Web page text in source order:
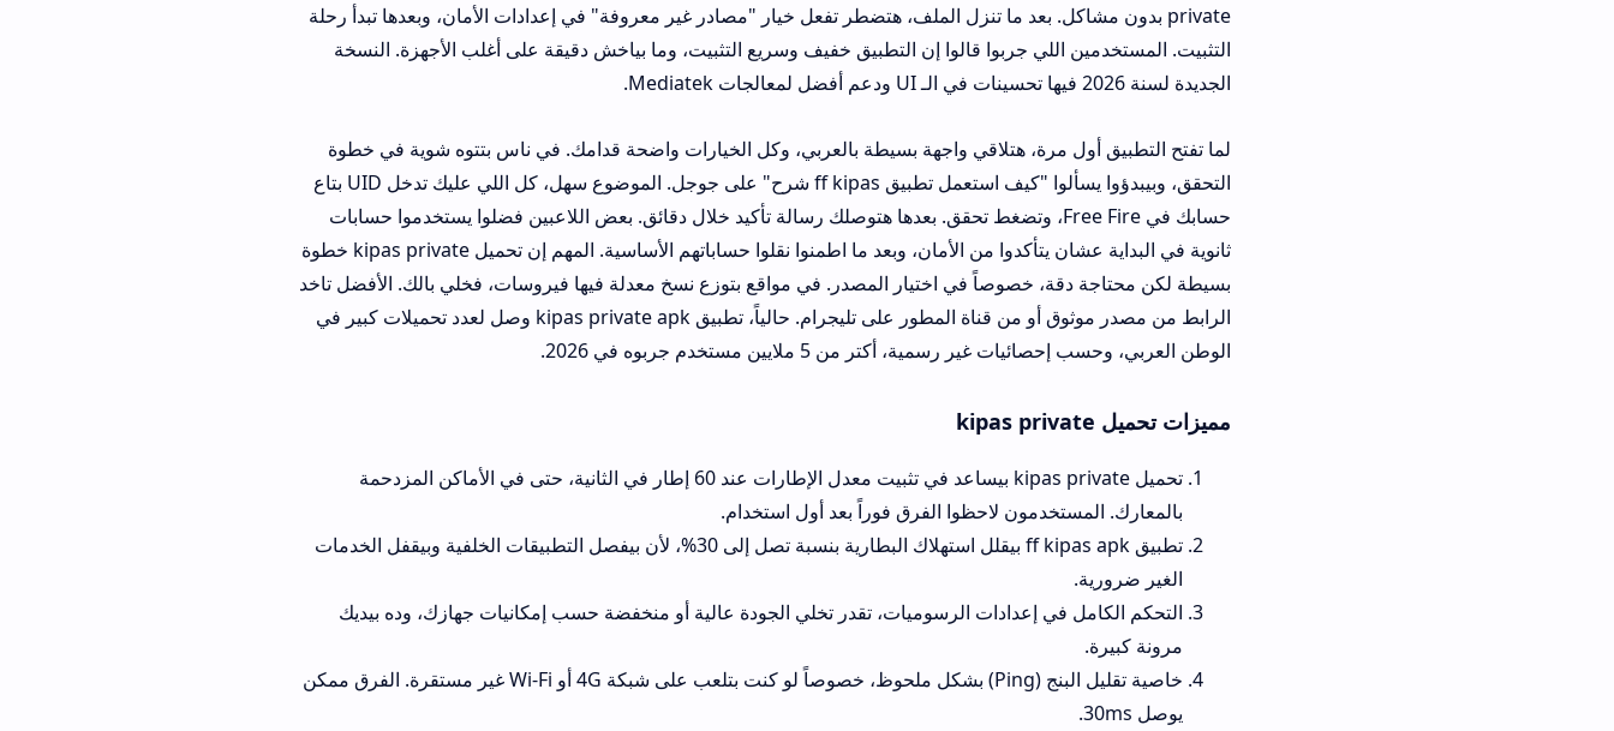
private بدون مشاكل. بعد ما تنزل الملف، هتضطر تفعل خيار "مصادر غير معروفة" في إعدادات الأمان، وبعدها تبدأ رحلة
التثبيت. المستخدمين اللي جربوا قالوا إن التطبيق خفيف وسريع التثبيت، وما بياخش دقيقة على أغلب الأجهزة. النسخة
لما تفتح التطبيق أول مرة، هتلاقي واجهة بسيطة بالعربي، وكل الخيارات واضحة قدامك. في ناس بتتوه شوية في خطوة
التحقق، وبيبدؤوا يسألوا "كيف استعمل تطبيق ff kipas شرح" على جوجل. الموضوع سهل، كل اللي عليك تدخل UID بتاع
حسابك في Free Fire، وتضغط تحقق. بعدها هتوصلك رسالة تأكيد خلال دقائق. بعض اللاعبين فضلوا يستخدموا حسابات
ثانوية في البداية عشان يتأكدوا من الأمان، وبعد ما اطمنوا نقلوا حساباتهم الأساسية. المهم إن تحميل kipas private خطوة
بسيطة لكن محتاجة دقة، خصوصاً في اختيار المصدر. في مواقع بتوزع نسخ معدلة فيها فيروسات، فخلي بالك. الأفضل تاخد
الرابط من مصدر موثوق أو من قناة المطور على تليجرام. حالياً، تطبيق kipas private apk وصل لعدد تحميلات كبير في
الوطن العربي، وحسب إحصائيات غير رسمية، أكتر من 5 ملايين مستخدم جربوه في 2026.
تحميل kipas private بيساعد في تثبيت معدل الإطارات عند 60 إطار في الثانية، حتى في الأماكن المزدحمة
بالمعارك. المستخدمون لاحظوا الفرق فوراً بعد أول استخدام.
تطبيق ff kipas apk بيقلل استهلاك البطارية بنسبة تصل إلى 30%، لأن بيفصل التطبيقات الخلفية وبيقفل الخدمات
التحكم الكامل في إعدادات الرسوميات، تقدر تخلي الجودة عالية أو منخفضة حسب إمكانيات جهازك، وده بيديك
خاصية تقليل البنج (Ping) بشكل ملحوظ، خصوصاً لو كنت بتلعب على شبكة 4G أو Wi-Fi غير مستقرة. الفرق ممكن